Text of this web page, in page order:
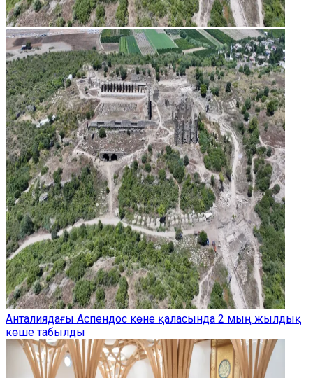
Анталиядағы Аспендос көне қаласында 2 мың жылдық
көше табылды